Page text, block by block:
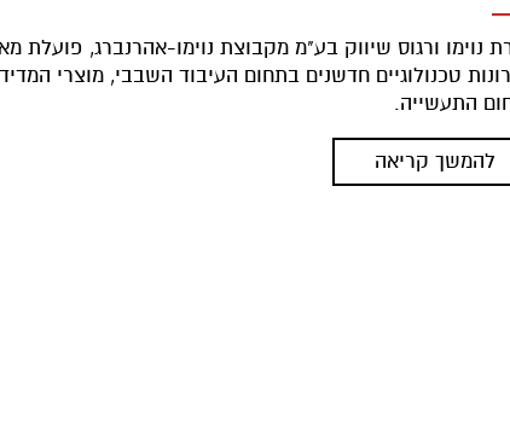
טכנולוגיים חדשנים בתחום העיבוד השבבי, מוצרי
התעשייה.
להמשך קריאה